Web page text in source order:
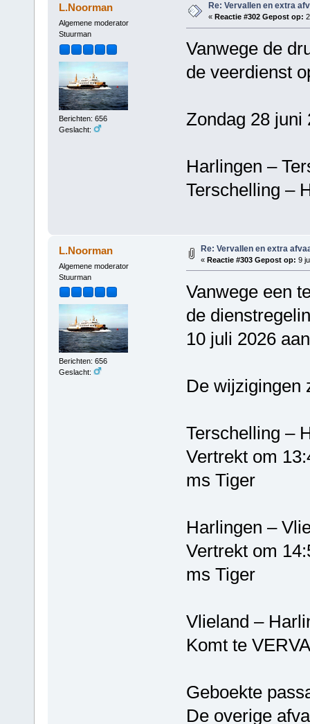
L.Noorman
Algemene moderator
Stuurman
Berichten: 656
Geslacht:
Re: Vervallen en extra
« Reactie #302 Gepost op:
Vanwege de
de veerdienst
Zondag 28 juni
Harlingen –
Terschelling
L.Noorman
Algemene moderator
Stuurman
Berichten: 656
Geslacht:
Re: Vervallen en extra
« Reactie #303 Gepost op: 9
Vanwege een
de
10 juli 2026
De wijzigingen
Vertrekt om
ms Tiger
Vertrekt om
ms Tiger
Vlieland
Komt te
Geboekte
De overige